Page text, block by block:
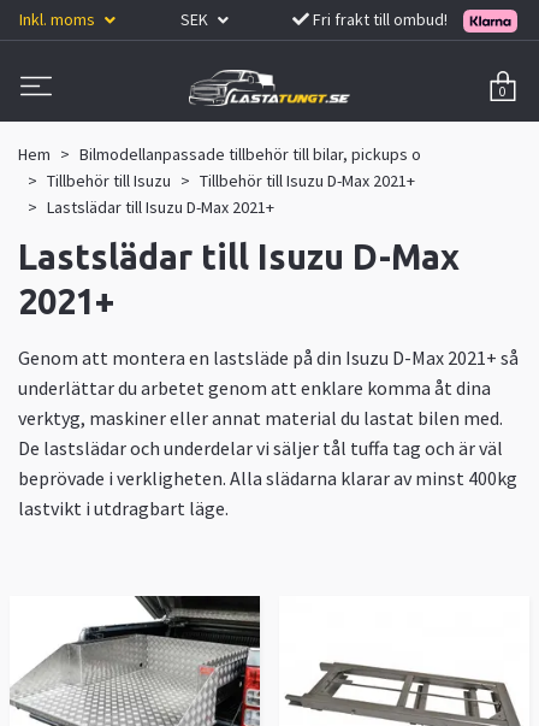
Inkl. moms SEK Fri frakt till ombud!
0
Hem
Bilmodellanpassade tillbehör till bilar, pickups o
Tillbehör till Isuzu
Tillbehör till Isuzu D-Max 2021+
Lastslädar till Isuzu D-Max 2021+
Lastslädar till Isuzu D-Max
2021+
Genom att montera en lastsläde på din Isuzu D-Max 2021+ så
underlättar du arbetet genom att enklare komma åt dina
verktyg, maskiner eller annat material du lastat bilen med.
De lastslädar och underdelar vi säljer tål tuffa tag och är väl
beprövade i verkligheten. Alla slädarna klarar av minst 400kg
lastvikt i utdragbart läge.